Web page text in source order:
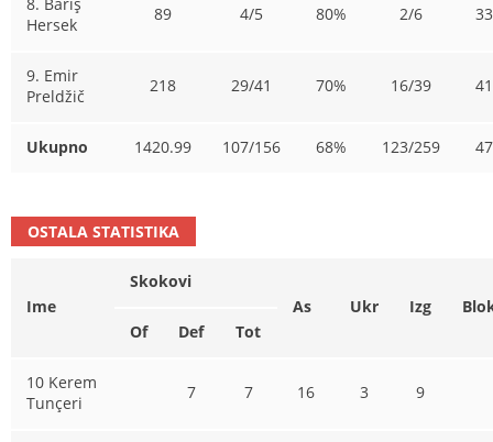
Hersek
89 4/5 80% 2/6
9. Emir
Preldžič
218 29/41 70% 16/39
Ukupno 1420.99 107/156 68% 123/259
OSTALA STATISTIKA
Ime
Skokovi
As
Ukr Izg
Of
Def Tot
10 Kerem
Tunçeri
7 7 16 3 9